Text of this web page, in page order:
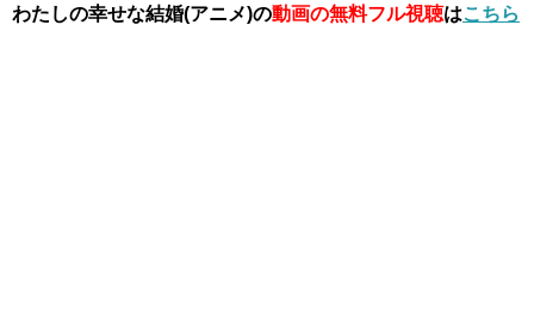
わたしの幸せな結婚(アニメ)の動画の無料フル視聴はこちら